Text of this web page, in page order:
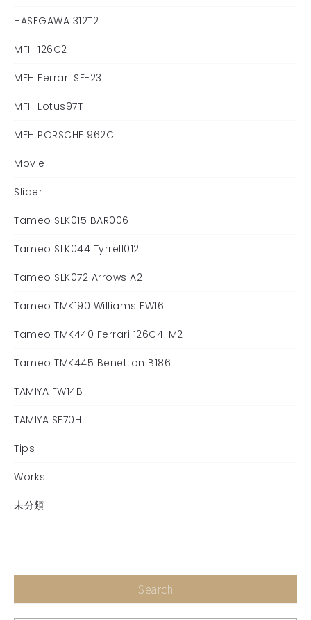
HASEGAWA 312T2
MFH 126C2
MFH Ferrari SF-23
MFH Lotus97T
MFH PORSCHE 962C
Movie
Slider
Tameo SLK015 BAR006
Tameo SLK044 Tyrrell012
Tameo SLK072 Arrows A2
Tameo TMK190 Williams FW16
Tameo TMK440 Ferrari 126C4-M2
Tameo TMK445 Benetton B186
TAMIYA FW14B
TAMIYA SF70H
Tips
Works
未分類
Search